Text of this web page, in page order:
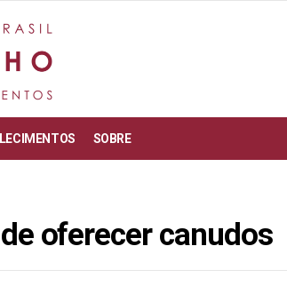
SOBRE
oferecer canudos